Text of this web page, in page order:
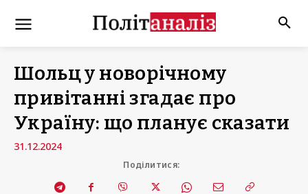
Шольц у новорічному
привітанні згадає про
Україну: що планує сказати
31.12.2024
Поділитися: